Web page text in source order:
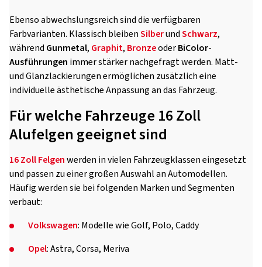
Ebenso abwechslungsreich sind die verfügbaren
Farbvarianten. Klassisch bleibenSilberundSchwarz,
während Gunmetal, Graphit, BronzeoderBiColor-
Ausführungen immer stärker nachgefragt werden. Matt-
und Glanzlackierungen ermöglichen zusätzlich eine
individuelle ästhetische Anpassung an das Fahrzeug.
Für welche Fahrzeuge 16 Zoll
Alufelgen geeignet sind
16 Zoll Felgenwerden in vielen Fahrzeugklassen eingesetzt
und passen zu einer großen Auswahl an Automodellen.
Häufig werden sie bei folgenden Marken und Segmenten
verbaut:
Volkswagen: Modelle wie Golf, Polo, Caddy
Opel: Astra, Corsa, Meriva